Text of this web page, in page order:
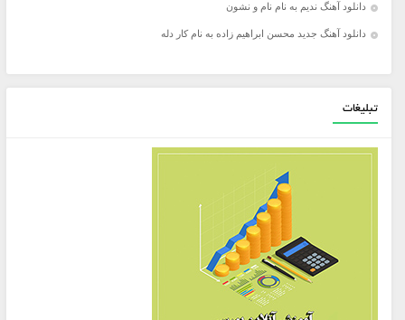
دانلود آهنگ ندیم به نام نام و نشون
دانلود آهنگ جدید محسن ابراهیم زاده به نام کار دله
تبلیغات